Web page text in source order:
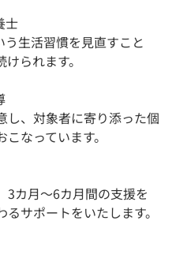
士
生活習慣を見直すこと
られます。
し、対象者に寄り添った個
なっています。
3カ月～6カ月間の支援を
サポートをいたします。